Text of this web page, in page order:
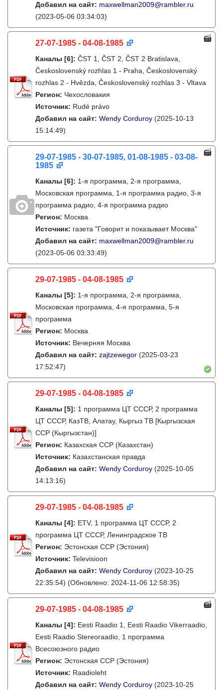
Добавил на сайт: maxwellman2009@rambler.ru
(2023-05-06 03:34:03)
27-07-1985 - 04-08-1985
Каналы [6]: ČST 1, ČST 2, ČST 2 Bratislava,
Československý rozhlas 1 - Praha, Československý
rozhlas 2 - Hvězda, Československý rozhlas 3 - Vltava
Регион: Чехословакия
Источник: Rudé právo
Добавил на сайт: Wendy Corduroy (2025-10-13
15:14:49)
29-07-1985 - 30-07-1985, 01-08-1985 - 03-08-
1985
Каналы [6]: 1-я программа, 2-я программа,
Московская программа, 1-я программа радио, 3-я
программа радио, 4-я программа радио
Регион: Москва
Источник: газета "Говорит и показывает Москва"
Добавил на сайт: maxwellman2009@rambler.ru
(2023-05-06 03:33:49)
29-07-1985 - 04-08-1985
Каналы [5]: 1-я программа, 2-я программа,
Московская программа, 4-я программа, 5-я
программа
Регион: Москва
Источник: Вечерняя Москва
Добавил на сайт: zajtzewegor (2025-03-23
17:52:47)
29-07-1985 - 04-08-1985
Каналы [5]: 1 программа ЦТ СССР, 2 программа
ЦТ СССР, КазТВ, Алатау, Кыргыз ТВ [Кыргызская
ССР (Кыргызстан)]
Регион: Казахская ССР (Казахстан)
Источник: Казахстанская правда
Добавил на сайт: Wendy Corduroy (2025-10-05
14:13:16)
29-07-1985 - 04-08-1985
Каналы [4]: ETV, 1 программа ЦТ СССР, 2
программа ЦТ СССР, Ленинградское ТВ
Регион: Эстонская ССР (Эстония)
Источник: Televisioon
Добавил на сайт: Wendy Corduroy (2023-10-25
22:35:54) (Обновлено: 2024-11-06 12:58:35)
29-07-1985 - 04-08-1985
Каналы [4]: Eesti Raadio 1, Eesti Raadio Vikerraadio,
Eesti Raadio Stereoraadio, 1 программа
Всесоюзного радио
Регион: Эстонская ССР (Эстония)
Источник: Raadioleht
Добавил на сайт: Wendy Corduroy (2023-10-25